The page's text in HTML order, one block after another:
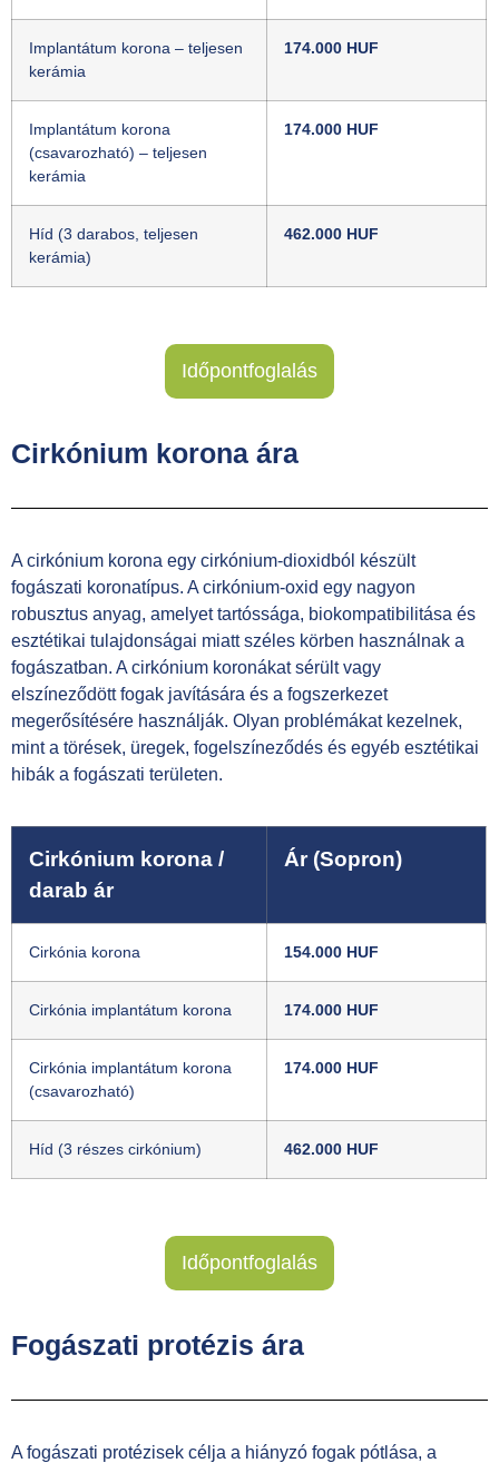
Implantátum korona – teljesen
kerámia
174.000 HUF
Implantátum korona
(csavarozható) – teljesen
kerámia
174.000 HUF
Híd (3 darabos, teljesen
kerámia)
462.000 HUF
Időpontfoglalás
Cirkónium korona ára
A cirkónium korona egy cirkónium-dioxidból készült
fogászati ​​koronatípus. A cirkónium-oxid egy nagyon
robusztus anyag, amelyet tartóssága, biokompatibilitása és
esztétikai tulajdonságai miatt széles körben használnak a
fogászatban. A cirkónium koronákat sérült vagy
elszíneződött fogak javítására és a fogszerkezet
megerősítésére használják. Olyan problémákat kezelnek,
mint a törések, üregek, fogelszíneződés és egyéb esztétikai
hibák a fogászati ​​területen.
Cirkónium korona /
darab ár
Ár (Sopron)
Cirkónia korona 154.000 HUF
Cirkónia implantátum korona 174.000 HUF
Cirkónia implantátum korona
(csavarozható)
174.000 HUF
Híd (3 részes cirkónium) 462.000 HUF
Időpontfoglalás
Fogászati ​​protézis ára
A fogászati protézisek célja a hiányzó fogak pótlása, a